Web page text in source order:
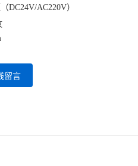
DC24V/AC220V）
留言